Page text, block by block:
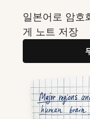
일본어로 암호
게 노트 저장